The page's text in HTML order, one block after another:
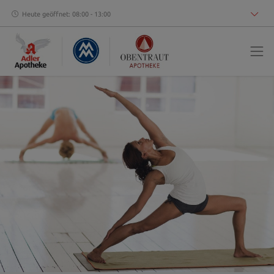
Heute geöffnet: 08:00 - 13:00